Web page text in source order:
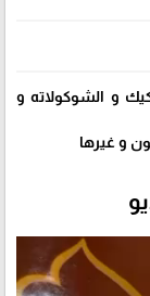
و الشوكولاته و
و غيرها